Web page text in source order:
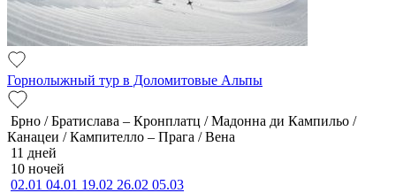
Горнолыжный тур в Доломитовые Альпы
Брно / Братислава – Кронплатц / Мадонна ди Кампильо /
Канацеи / Кампителло – Прага / Вена
11 дней
10 ночей
02.01 04.01 19.02 26.02 05.03